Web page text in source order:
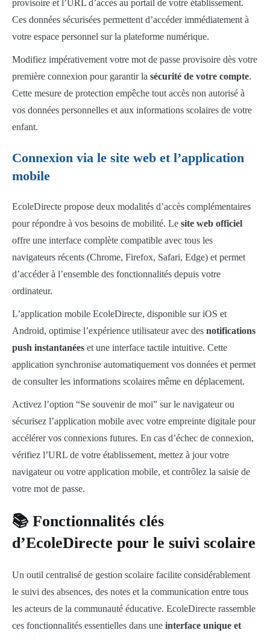
provisoire et l’URL d’accès au portail de votre établissement.
Ces données sécurisées permettent d’accéder immédiatement à
votre espace personnel sur la plateforme numérique.
Modifiez impérativement votre mot de passe provisoire dès votre
première connexion pour garantir la sécurité de votre compte.
Cette mesure de protection empêche tout accès non autorisé à
vos données personnelles et aux informations scolaires de votre
enfant.
Connexion via le site web et l’application
mobile
EcoleDirecte propose deux modalités d’accès complémentaires
pour répondre à vos besoins de mobilité. Le site web officiel
offre une interface complète compatible avec tous les
navigateurs récents (Chrome, Firefox, Safari, Edge) et permet
d’accéder à l’ensemble des fonctionnalités depuis votre
ordinateur.
L’application mobile EcoleDirecte, disponible sur iOS et
Android, optimise l’expérience utilisateur avec des notifications
push instantanées et une interface tactile intuitive. Cette
application synchronise automatiquement vos données et permet
de consulter les informations scolaires même en déplacement.
Activez l’option “Se souvenir de moi” sur le navigateur ou
sécurisez l’application mobile avec votre empreinte digitale pour
accélérer vos connexions futures. En cas d’échec de connexion,
vérifiez l’URL de votre établissement, mettez à jour votre
navigateur ou votre application mobile, et contrôlez la saisie de
votre mot de passe.
📚 Fonctionnalités clés
d’EcoleDirecte pour le suivi scolaire
Un outil centralisé de gestion scolaire facilite considérablement
le suivi des absences, des notes et la communication entre tous
les acteurs de la communauté éducative. EcoleDirecte rassemble
ces fonctionnalités essentielles dans une interface unique et